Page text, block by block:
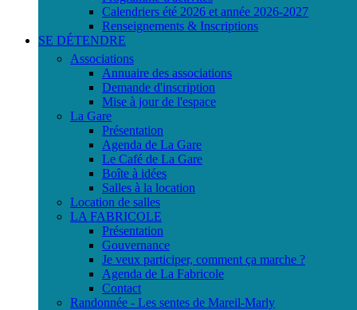
Calendriers été 2026 et année 2026-2027
Renseignements & Inscriptions
SE DÉTENDRE
Associations
Annuaire des associations
Demande d'inscription
Mise à jour de l'espace
La Gare
Présentation
Agenda de La Gare
Le Café de La Gare
Boîte à idées
Salles à la location
Location de salles
LA FABRICOLE
Présentation
Gouvernance
Je veux participer, comment ça marche ?
Agenda de La Fabricole
Contact
Randonnée - Les sentes de Mareil-Marly